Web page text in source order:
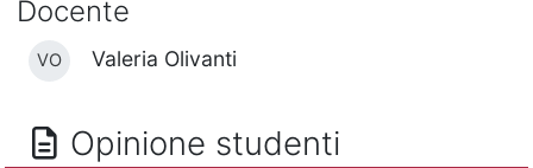
Docente
VO Valeria Olivanti
Opinione studenti